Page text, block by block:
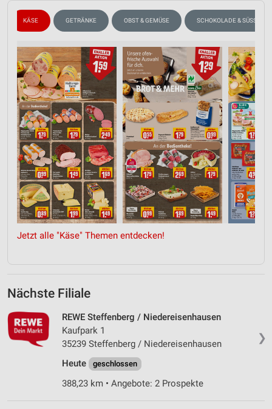
KÄSE GETRÄNKE OBST & GEMÜSE SCHOKOLADE &
Jetzt alle "Käse" Themen entdecken!
Nächste Filiale
❯
REWE Steffenberg / Niedereisenhausen
Kaufpark 1
35239 Steffenberg / Niedereisenhausen
Heute
geschlossen
388,23 km • Angebote: 2 Prospekte